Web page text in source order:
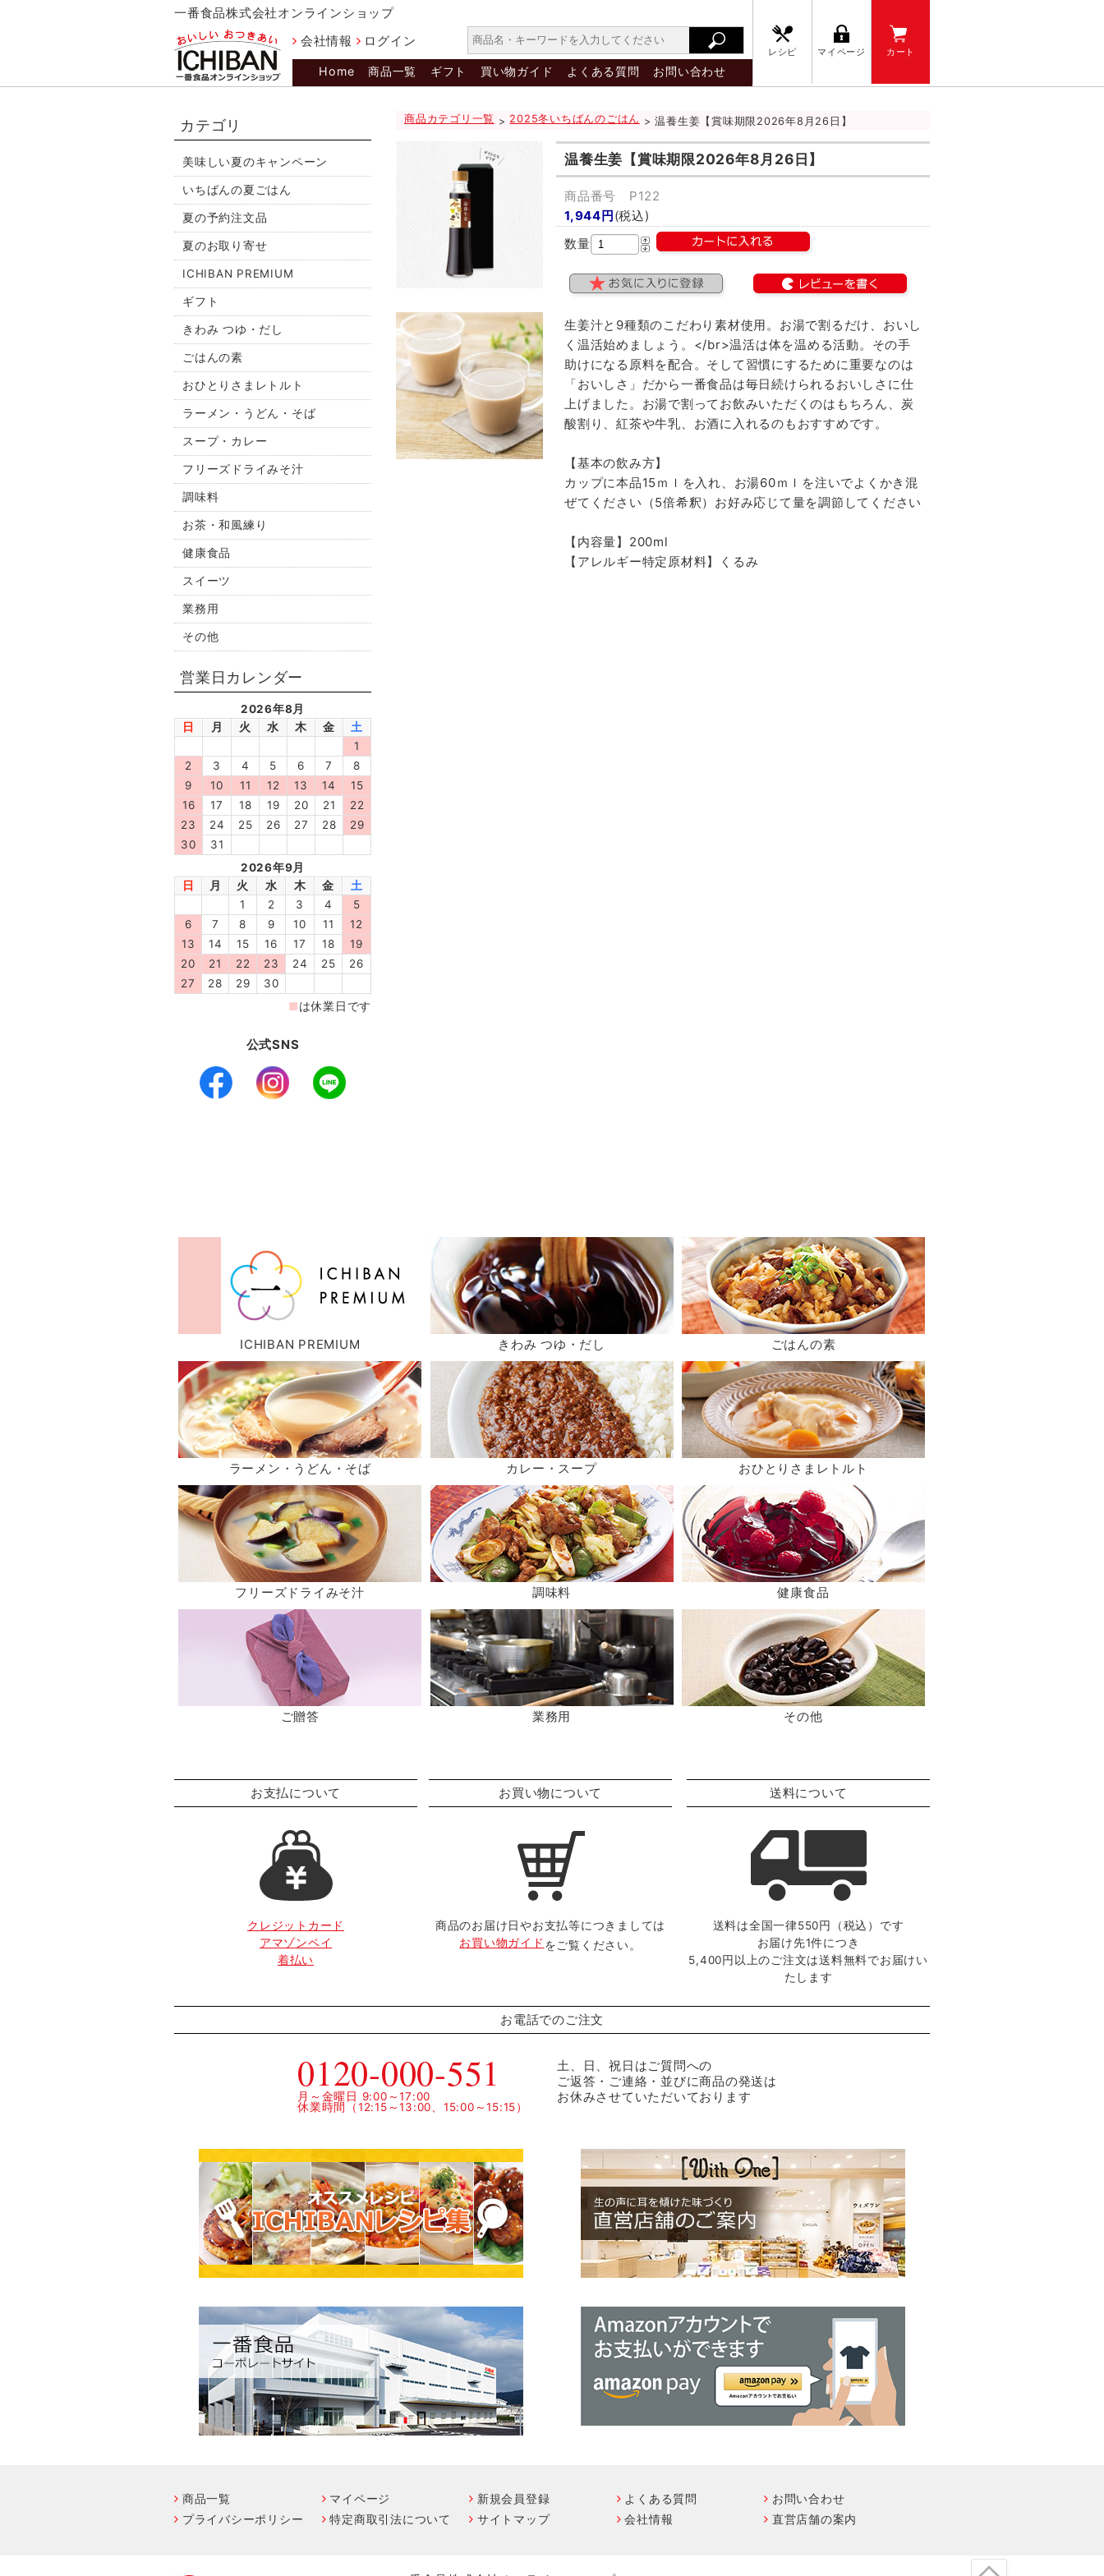
一番食品株式会社オンラインショップ
会社情報
ログイン
Home 商品一覧 ギフト 買い物ガイド よくある質問 お問い合わせ
レシピ マイページ カート
カテゴリ
美味しい夏のキャンペーン
いちばんの夏ごはん
夏の予約注文品
夏のお取り寄せ
ICHIBAN PREMIUM
ギフト
きわみ つゆ・だし
ごはんの素
おひとりさまレトルト
ラーメン・うどん・そば
スープ・カレー
フリーズドライみそ汁
調味料
お茶・和風練り
健康食品
スイーツ
業務用
その他
公式SNS
商品カテゴリ一覧 >2025冬いちばんのごはん > 温養生姜【賞味期限2026年8月26日】
温養生姜【賞味期限2026年8月26日】
商品番号 P122
1,944円(税込)
数量
生姜汁と9種類のこだわり素材使用。お湯で割るだけ、おいし
く温活始めましょう。</br>温活は体を温める活動。その手
助けになる原料を配合。そして習慣にするために重要なのは
「おいしさ」だから一番食品は毎日続けられるおいしさに仕
上げました。お湯で割ってお飲みいただくのはもちろん、炭
酸割り、紅茶や牛乳、お酒に入れるのもおすすめです。
【基本の飲み方】
カップに本品15ｍｌを入れ、お湯60ｍｌを注いでよくかき混
ぜてください（5倍希釈）お好み応じて量を調節してください
【内容量】200ml
【アレルギー特定原材料】くるみ
ICHIBAN PREMIUM きわみ つゆ・だし ごはんの素
ラーメン・うどん・そば カレー・スープ おひとりさまレトルト
フリーズドライみそ汁 調味料 健康食品
ご贈答 業務用 その他
お支払について
クレジットカード
アマゾンペイ
着払い
お買い物について
商品のお届け日やお支払等につきましては
お買い物ガイドをご覧ください。
送料について
送料は全国一律550円（税込）です
お届け先1件につき
5,400円以上のご注文は送料無料でお届けい
たします
お電話でのご注文
0120-000-551
月～金曜日 9:00～17:00
休業時間（12:15～13:00、15:00～15:15）
土、日、祝日はご質問への
ご返答・ご連絡・並びに商品の発送は
お休みさせていただいております
商品一覧 マイページ 新規会員登録 よくある質問
お問い合わせ
プライバシーポリシー
特定商取引法について サイトマップ 会社情報 直営店舗の案内